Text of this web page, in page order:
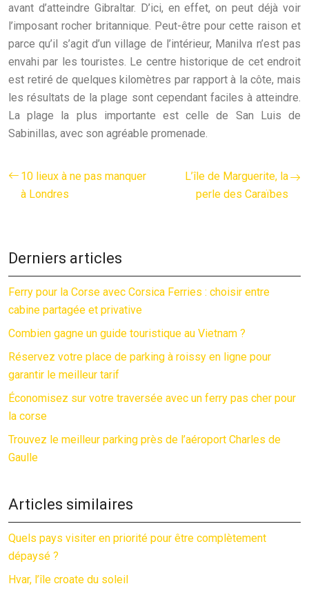
avant d’atteindre Gibraltar. D’ici, en effet, on peut déjà voir
l’imposant rocher britannique. Peut-être pour cette raison et
parce qu’il s’agit d’un village de l’intérieur, Manilva n’est pas
envahi par les touristes. Le centre historique de cet endroit
est retiré de quelques kilomètres par rapport à la côte, mais
les résultats de la plage sont cependant faciles à atteindre.
La plage la plus importante est celle de San Luis de
Sabinillas, avec son agréable promenade.
10 lieux à ne pas manquer
à Londres
L’île de Marguerite, la
perle des Caraïbes
Derniers articles
Ferry pour la Corse avec Corsica Ferries : choisir entre
cabine partagée et privative
Combien gagne un guide touristique au Vietnam ?
Réservez votre place de parking à roissy en ligne pour
garantir le meilleur tarif
Économisez sur votre traversée avec un ferry pas cher pour
la corse
Trouvez le meilleur parking près de l’aéroport Charles de
Gaulle
Articles similaires
Quels pays visiter en priorité pour être complètement
dépaysé ?
Hvar, l’île croate du soleil